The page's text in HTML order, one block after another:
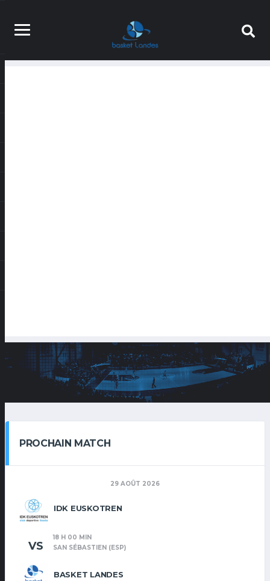
PROCHAIN MATCH
29 AOÛT 2026
IDK EUSKOTREN
BASKET LANDES
VS
18 H 00 MIN
SAN SÉBASTIEN (ESP)